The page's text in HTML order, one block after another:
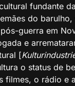
fundante
do
guerra em
e
[
o status de
filmes, o rádio e